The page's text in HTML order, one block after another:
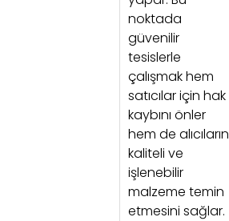
noktada
güvenilir
tesislerle
çalışmak hem
satıcılar için hak
kaybını önler
hem de alıcıların
kaliteli ve
işlenebilir
malzeme temin
etmesini sağlar.